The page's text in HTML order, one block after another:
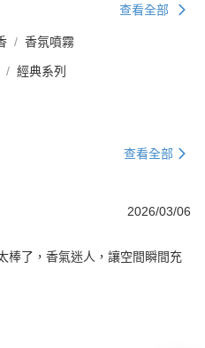
查看全部
香氛噴霧
經典系列
查看全部
2026/03/06
棒了，香氣迷人，讓空間瞬間充